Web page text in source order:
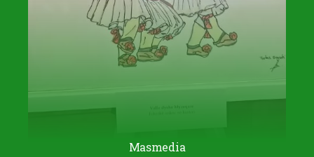
Masmedia